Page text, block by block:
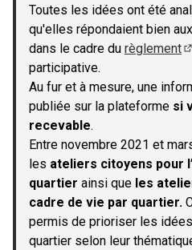
Toutes les idées ont été
qu'elles répondaient bien
dans le cadre du règlement
participative.
Au fur et à mesure, une
publiée sur la plateforme si
recevable.
Entre novembre 2021 et
les ateliers citoyens pour
quartier ainsi que les
cadre de vie par quartier.
permis de prioriser les
quartier selon leur